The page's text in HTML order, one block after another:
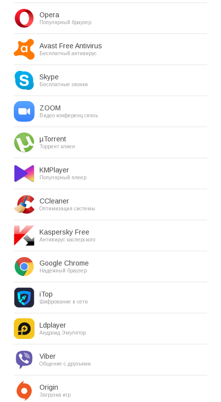
Opera
Популярный браузер
Avast Free Antivirus
Бесплатный антивирус
Skype
Бесплатные звонки
ZOOM
Видео конференц связь
µTorrent
Торрент клиен
KMPlayer
Популярный плеер
CCleaner
Оптимизация системы
Kaspersky Free
Антивирус касперского
Google Chrome
Надёжный браузер
iTop
Шифрование в сети
Ldplayer
Андроид Эмулятор
Viber
Общение с друзьями
Origin
Загрузка игр